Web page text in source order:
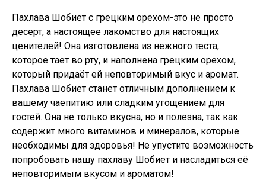
Пахлава Шобиет с грецким орехом-это не просто
десерт, а настоящее лакомство для настоящих
ценителей! Она изготовлена из нежного теста,
которое тает во рту, и наполнена грецким орехом,
который придаёт ей неповторимый вкус и аромат.
Пахлава Шобиет станет отличным дополнением к
вашему чаепитию или сладким угощением для
гостей. Она не только вкусна, но и полезна, так как
содержит много витаминов и минералов, которые
необходимы для здоровья! Не упустите возможность
попробовать нашу пахлаву Шобиет и насладиться её
неповторимым вкусом и ароматом!